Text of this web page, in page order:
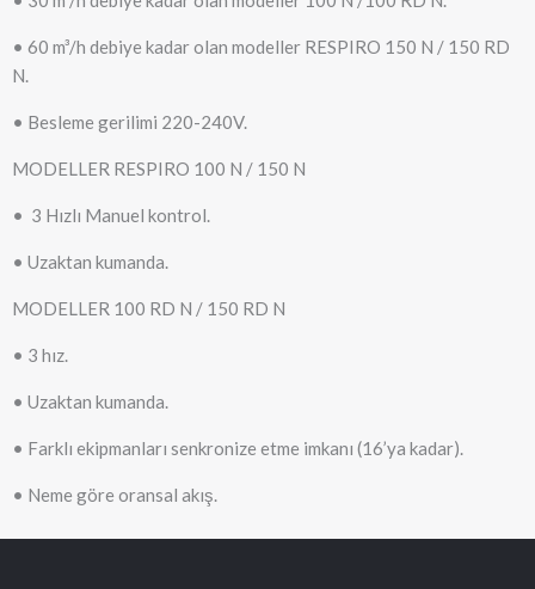
• 60 m³/h debiye kadar olan modeller RESPIRO 150 N / 150 RD
N.
• Besleme gerilimi 220-240V.
MODELLER RESPIRO 100 N / 150 N
• 3 Hızlı Manuel kontrol.
• Uzaktan kumanda.
MODELLER 100 RD N / 150 RD N
• 3 hız.
• Uzaktan kumanda.
• Farklı ekipmanları senkronize etme imkanı (16’ya kadar).
• Neme göre oransal akış.